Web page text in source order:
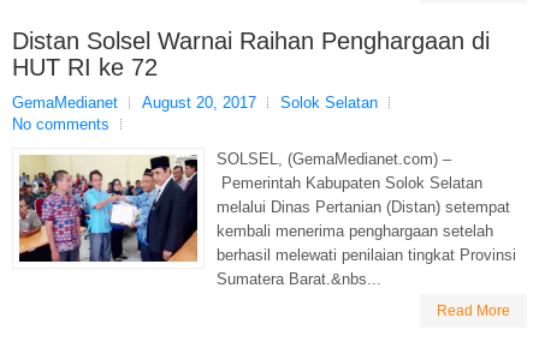
Distan Solsel Warnai Raihan Penghargaan di
HUT RI ke 72
GemaMedianet August 20, 2017
Solok Selatan
No comments
SOLSEL, (GemaMedianet.com) –
Pemerintah Kabupaten Solok Selatan
melalui Dinas Pertanian (Distan) setempat
kembali menerima penghargaan setelah
berhasil melewati penilaian tingkat Provinsi
Sumatera Barat.&nbs...
Read More